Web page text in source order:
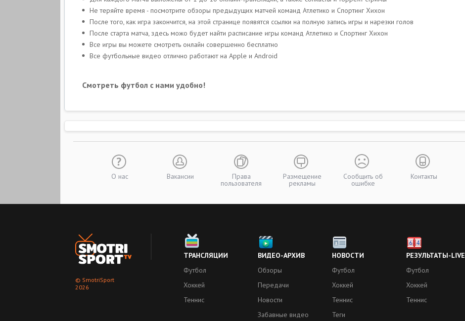
Не теряйте время - посмотрите обзоры предыдущих матчей команд Атлетико и Спортинг Хихон
После того, как игра закончится, на этой странице появятся ссылки на полную запись игры и нарезки голов
После старта матча, здесь можо будет найти расписание игры команд Атлетико и Спортинг Хихон
Все игры вы можете смотреть онлайн совершенно бесплатно
Все футбольные видео отлично работают на Apple и Android
Смотреть футбол с нами удобно!
О нас Вакансии Права
пользователя
Размещение
рекламы
Сообщить об
ошибке
Контакты
© SmotriSport
2026
ТРАНСЛЯЦИИ
Футбол
Хоккей
Теннис
ВИДЕО-АРХИВ
Обзоры
Передачи
Новости
Забавные видео
НОВОСТИ
Футбол
Хоккей
Теннис
Теги
РЕЗУЛЬТАТЫ-LIVE
Футбол
Хоккей
Теннис